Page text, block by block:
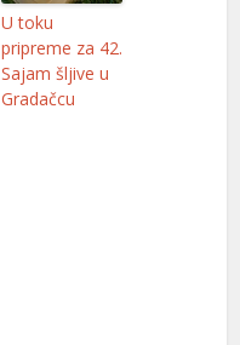
U toku
pripreme za 42.
Sajam šljive u
Gradačcu